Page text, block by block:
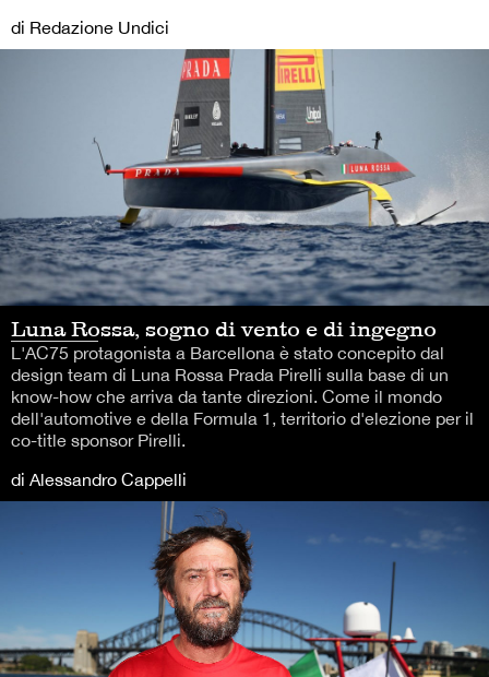
di Redazione Undici
Luna Rossa, sogno di vento e di ingegno
L'AC75 protagonista a Barcellona è stato concepito dal
design team di Luna Rossa Prada Pirelli sulla base di un
know-how che arriva da tante direzioni. Come il mondo
dell'automotive e della Formula 1, territorio d'elezione per il
co-title sponsor Pirelli.
di Alessandro Cappelli